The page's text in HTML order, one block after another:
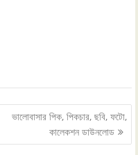
ভালোবাসার পিক, পিকচার, ছবি, ফটো,
কালেকশন ডাউনলোড